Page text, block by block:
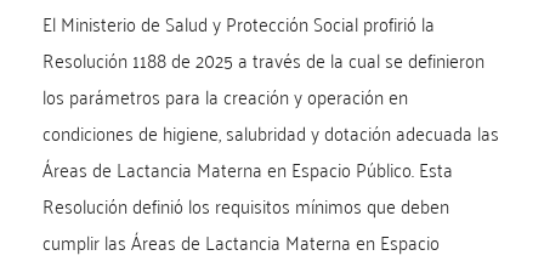
El Ministerio de Salud y Protección Social profirió la
Resolución 1188 de 2025 a través de la cual se definieron
los parámetros para la creación y operación en
condiciones de higiene, salubridad y dotación adecuada las
Áreas de Lactancia Materna en Espacio Público. Esta
Resolución definió los requisitos mínimos que deben
cumplir las Áreas de Lactancia Materna en Espacio